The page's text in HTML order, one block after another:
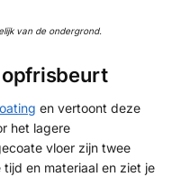
van de ondergrond.
opfrisbeurt
en vertoont deze
het lagere
vloer zijn twee
en materiaal en ziet je